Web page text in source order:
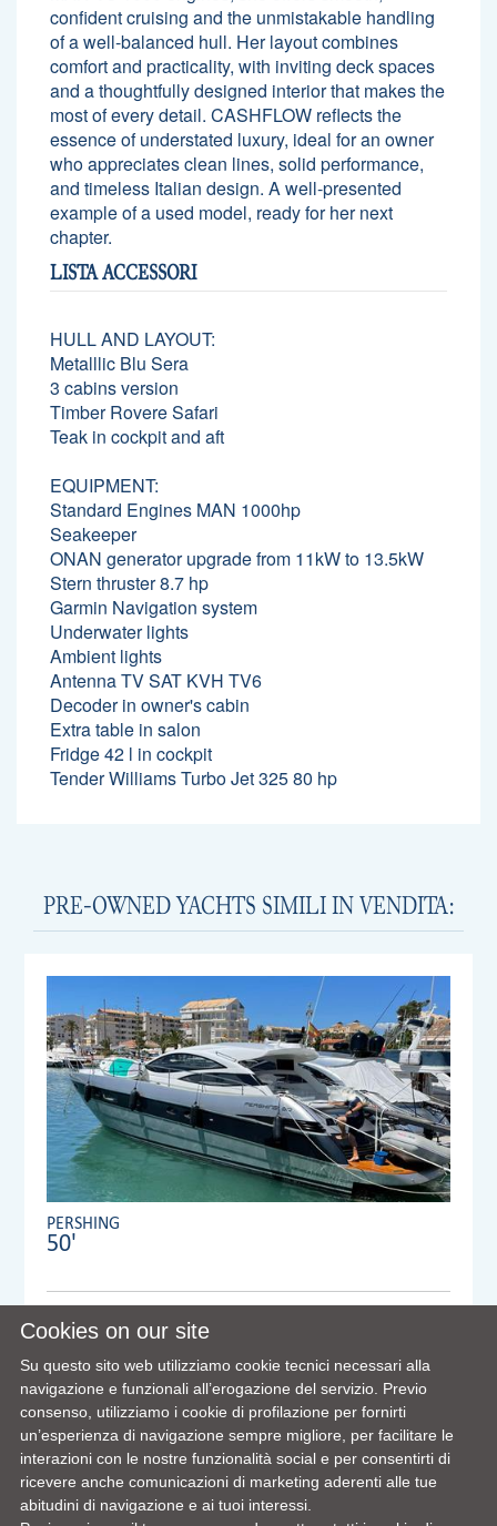
confident cruising and the unmistakable handling
of a well-balanced hull. Her layout combines
comfort and practicality, with inviting deck spaces
and a thoughtfully designed interior that makes the
most of every detail. CASHFLOW reflects the
essence of understated luxury, ideal for an owner
who appreciates clean lines, solid performance,
and timeless Italian design. A well-presented
example of a used model, ready for her next
chapter.
LISTA ACCESSORI
HULL AND LAYOUT:
Metalllic Blu Sera
3 cabins version
Timber Rovere Safari
Teak in cockpit and aft
EQUIPMENT:
Standard Engines MAN 1000hp
Seakeeper
ONAN generator upgrade from 11kW to 13.5kW
Stern thruster 8.7 hp
Garmin Navigation system
Underwater lights
Ambient lights
Antenna TV SAT KVH TV6
Decoder in owner's cabin
Extra table in salon
Fridge 42 l in cockpit
Tender Williams Turbo Jet 325 80 hp
PRE-OWNED YACHTS SIMILI IN VENDITA:
PERSHING
50'
Anno:2007
Visibile a/in:
Dealer: VENTURA YACHTS S.L. MAIN OFFICE
VIEW FULL DETAILS
Cookies on our site
Su questo sito web utilizziamo cookie tecnici necessari alla
navigazione e funzionali all’erogazione del servizio. Previo
consenso, utilizziamo i cookie di profilazione per fornirti
un’esperienza di navigazione sempre migliore, per facilitare le
interazioni con le nostre funzionalità social e per consentirti di
ricevere anche comunicazioni di marketing aderenti alle tue
abitudini di navigazione e ai tuoi interessi.